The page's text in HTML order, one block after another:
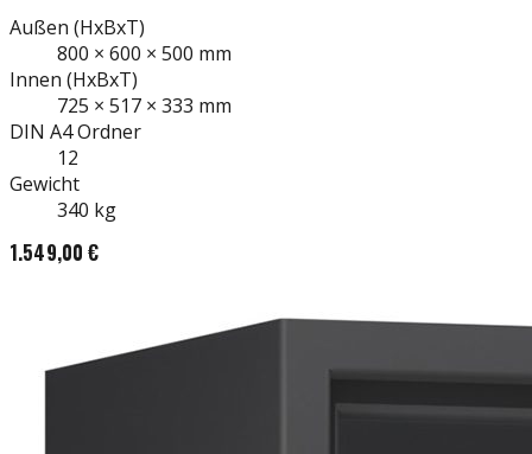
Außen (HxBxT)
800 × 600 × 500 mm
Innen (HxBxT)
725 × 517 × 333 mm
DIN A4Ordner
12
Gewicht
340 kg
1.549,00 €